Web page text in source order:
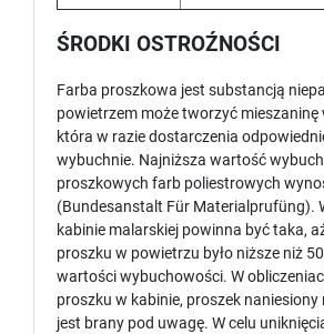
ŚRODKI OSTROŹNOŚCI
Farba proszkowa jest substancją
powietrzem może tworzyć mieszaninę
która w razie dostarczenia
wybuchnie. Najniższa wartość
proszkowych farb poliestrowych
(Bundesanstalt Für Materialprufüng).
kabinie malarskiej powinna być taka,
proszku w powietrzu było niższe niż
wartości wybuchowości. W
proszku w kabinie, proszek naniesiony
jest brany pod uwagę. W celu